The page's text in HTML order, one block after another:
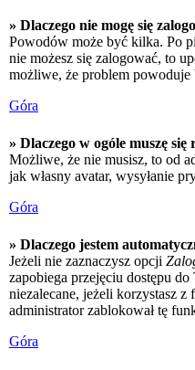
» Dlaczego nie mogę się
Powodów może być kilka. Po
nie możesz się zalogować, to
możliwe, że problem powoduje
Góra
» Dlaczego w ogóle muszę się
Możliwe, że nie musisz, to od
jak własny avatar, wysyłanie
Góra
» Dlaczego jestem
Jeżeli nie zaznaczysz opcji
zapobiega przejęciu dostępu
niezalecane, jeżeli korzystasz
administrator zablokował tę
Góra